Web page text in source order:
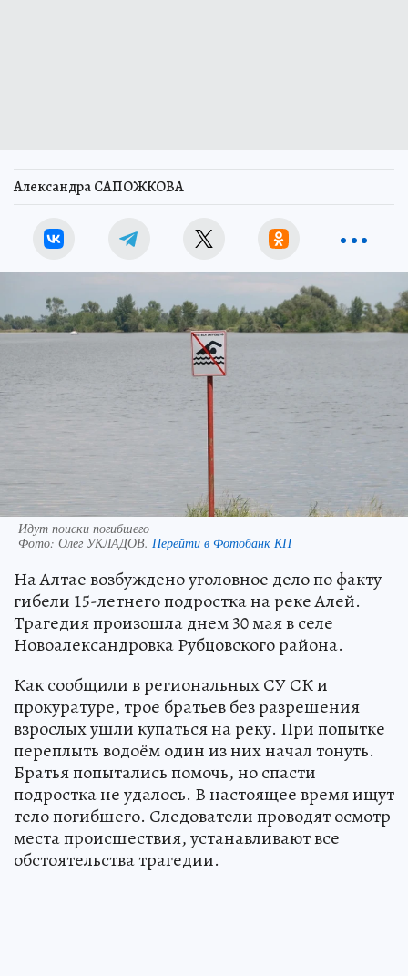
Александра САПОЖКОВА
Идут поиски погибшего
Фото: Олег УКЛАДОВ. Перейти в Фотобанк КП
На Алтае возбуждено уголовное дело по факту
гибели 15-летнего подростка на реке Алей.
Трагедия произошла днем 30 мая в селе
Новоалександровка Рубцовского района.
Как сообщили в региональных СУ СК и
прокуратуре, трое братьев без разрешения
взрослых ушли купаться на реку. При попытке
переплыть водоём один из них начал тонуть.
Братья попытались помочь, но спасти
подростка не удалось. В настоящее время ищут
тело погибшего. Следователи проводят осмотр
места происшествия, устанавливают все
обстоятельства трагедии.